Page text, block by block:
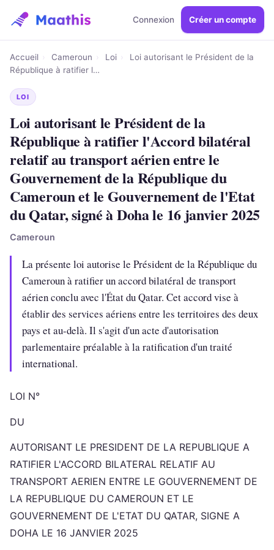
Connexion Créer un compte
Accueil Cameroun Loi
Loi autorisant le Président de la
République à ratifier l…
LOI
Loi autorisant le Président de la
République à ratifier l'Accord bilatéral
relatif au transport aérien entre le
Gouvernement de la République du
Cameroun et le Gouvernement de l'Etat
du Qatar, signé à Doha le 16 janvier 2025
Cameroun
La présente loi autorise le Président de la République du
Cameroun à ratifier un accord bilatéral de transport
aérien conclu avec l'État du Qatar. Cet accord vise à
établir des services aériens entre les territoires des deux
pays et au-delà. Il s'agit d'un acte d'autorisation
parlementaire préalable à la ratification d'un traité
international.
LOI N°
DU
AUTORISANT LE PRESIDENT DE LA REPUBLIQUE A
RATIFIER L'ACCORD BILATERAL RELATIF AU
TRANSPORT AERIEN ENTRE LE GOUVERNEMENT DE
LA REPUBLIQUE DU CAMEROUN ET LE
GOUVERNEMENT DE L'ETAT DU QATAR, SIGNE A
DOHA LE 16 JANVIER 2025